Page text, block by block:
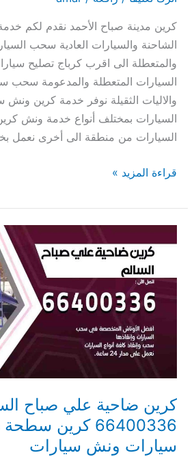
كرين مدينة صباح الأحمد نقدم لكم
الشاحنة والسيارات العادية سحب
والمتعطلة الى اقرب كرباج تصليح
السيارات المتعطلة والمدعومة سحب
والاليات الثقيلة نوفر خدمة كرين
السيارات بمختلف أنواع خدمة ونش
السيارات من منطقة الى أخرى نعمل
قراءة المزيد »
كرين ضاحية علي صباح
66400336 كرين
سيارات ونش سيارات
ضاحية
السالم
66400336
سحب
سيارات
ونش
سيارات